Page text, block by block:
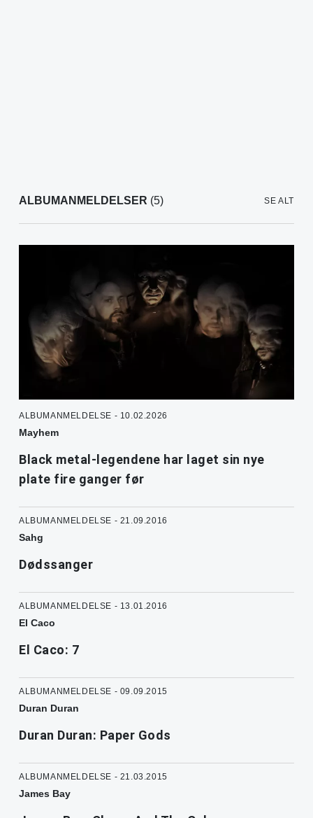
ALBUMANMELDELSER (5) SE ALT
ALBUMANMELDELSE - 10.02.2026
Mayhem
Black metal-legendene har laget sin nye
plate fire ganger før
ALBUMANMELDELSE - 21.09.2016
Sahg
Dødssanger
ALBUMANMELDELSE - 13.01.2016
El Caco
El Caco: 7
ALBUMANMELDELSE - 09.09.2015
Duran Duran
Duran Duran: Paper Gods
ALBUMANMELDELSE - 21.03.2015
James Bay